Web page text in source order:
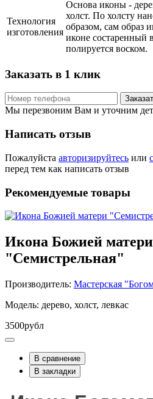
Технология
изготовления
Основа иконы -
холст. По холсту
образом, сам образ
иконе состаренный
полируется воском.
Заказать в 1 клик
Мы перезвоним Вам и уточним
Написать отзыв
Пожалуйста авторизируйтесь или
перед тем как написать отзыв
Рекомендуемые товары
Икона Божией матери
"Семистрельная"
Производитель: Мастерская
Модель: дерево, холст, левкас
3500рубл
В сравнение
В закладки